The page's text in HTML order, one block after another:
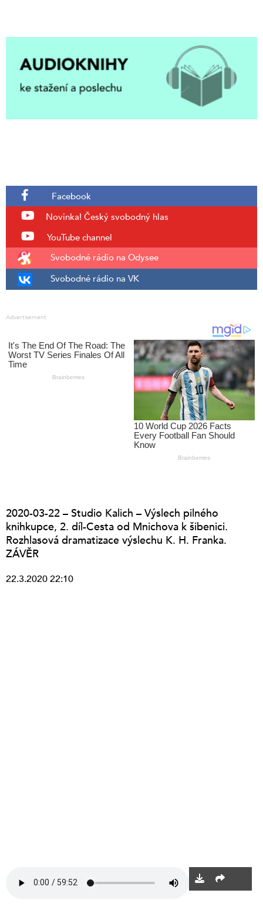
Facebook
Novinka! Český svobodný hlas
YouTube channel
Svobodné rádio na Odysee
Svobodné rádio na VK
Advertisement
2020-03-22 – Studio Kalich – Výslech pilného
knihkupce, 2. díl-Cesta od Mnichova k šibenici.
Rozhlasová dramatizace výslechu K. H. Franka.
ZÁVĚR
22.3.2020 22:10